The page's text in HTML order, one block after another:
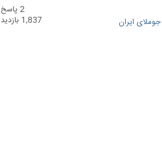
ایران
2 پاسخ
1,837 بازدید